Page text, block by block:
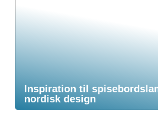
Inspiration til
nordisk design